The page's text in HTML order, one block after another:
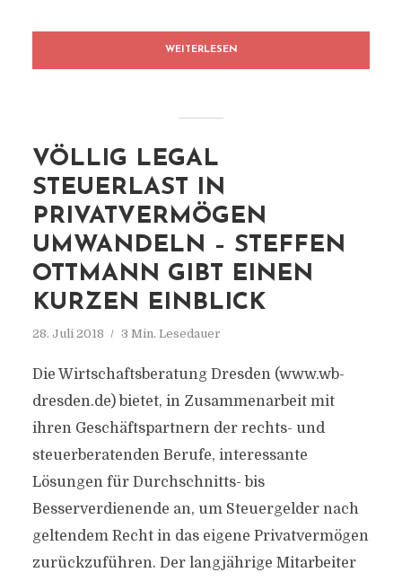
WEITERLESEN
VÖLLIG LEGAL
STEUERLAST IN
PRIVATVERMÖGEN
UMWANDELN – STEFFEN
OTTMANN GIBT EINEN
KURZEN EINBLICK
28. Juli 2018 3 Min. Lesedauer
Die Wirtschaftsberatung Dresden (www.wb-
dresden.de) bietet, in Zusammenarbeit mit
ihren Geschäftspartnern der rechts- und
steuerberatenden Berufe, interessante
Lösungen für Durchschnitts- bis
Besserverdienende an, um Steuergelder nach
geltendem Recht in das eigene Privatvermögen
zurückzuführen. Der langjährige Mitarbeiter